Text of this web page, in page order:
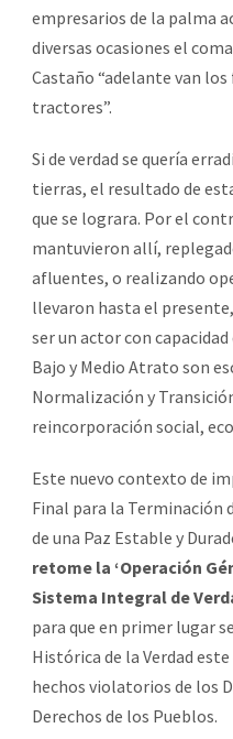
empresarios de la palma
diversas ocasiones el
Castaño “adelante van
tractores”.
Si de verdad se quería
tierras, el resultado de
que se lograra. Por el
mantuvieron allí,
afluentes, o realizando
llevaron hasta el
ser un actor con
Bajo y Medio Atrato son
Normalización y
reincorporación social,
Este nuevo contexto de
Final para la Terminación
de una Paz Estable y
retome la ‘Operación
Sistema Integral de
para que en primer lugar
Histórica de la Verdad
hechos violatorios de los
Derechos de los Pueblos.